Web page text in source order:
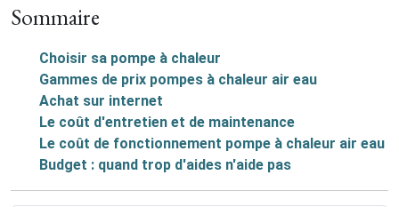
Sommaire
Choisir sa pompe à chaleur
Gammes de prix pompes à chaleur air eau
Achat sur internet
Le coût d'entretien et de maintenance
Le coût de fonctionnement pompe à chaleur air eau
Budget : quand trop d'aides n'aide pas